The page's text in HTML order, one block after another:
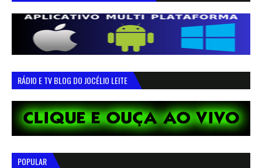
RÁDIO E TV BLOG DO JOCÉLIO LEITE
POPULAR